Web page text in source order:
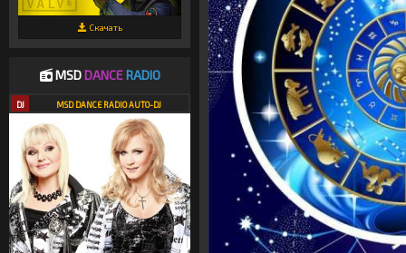
Скачать
MSDDANCE RADIO
DJ MSD DANCE RADIO AUTO-DJ